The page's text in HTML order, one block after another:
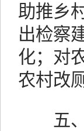
助推乡
出检察
化；对
农村改
五、